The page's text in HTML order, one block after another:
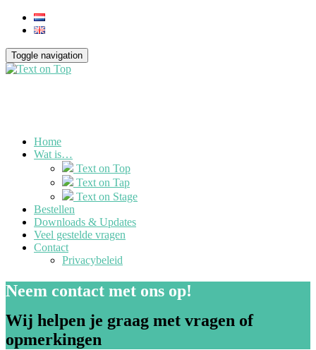
Toggle navigation
Home
Wat is…
Text on Top
Text on Tap
Text on Stage
Bestellen
Downloads & Updates
Veel gestelde vragen
Contact
Privacybeleid
Neem contact met ons op!
Wij helpen je graag met vragen of
opmerkingen